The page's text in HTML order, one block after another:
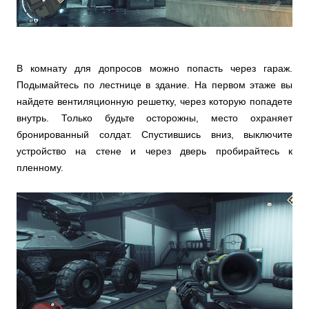
В комнату для допросов можно попасть через гараж.
Подымайтесь по лестнице в здание. На первом этаже вы
найдете вентиляционную решетку, через которую попадете
внутрь. Только будьте осторожны, место охраняет
бронированный солдат. Спустившись вниз, выключите
устройство на стене и через дверь пробирайтесь к
пленному.